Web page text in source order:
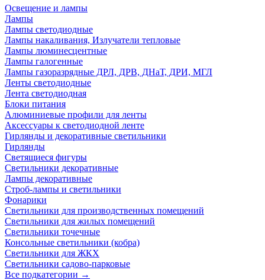
Освещение и лампы
Лампы
Лампы светодиодные
Лампы накаливания, Излучатели тепловые
Лампы люминесцентные
Лампы галогенные
Лампы газоразрядные ДРЛ, ДРВ, ДНаТ, ДРИ, МГЛ
Ленты светодиодные
Лента светодиодная
Блоки питания
Алюминиевые профили для ленты
Аксессуары к светодиодной ленте
Гирлянды и декоративные светильники
Гирлянды
Светящиеся фигуры
Светильники декоративные
Лампы декоративные
Строб-лампы и светильники
Фонарики
Светильники для производственных помещений
Светильники для жилых помещений
Светильники точечные
Консольные светильники (кобра)
Светильники для ЖКХ
Светильники садово-парковые
Все подкатегории →